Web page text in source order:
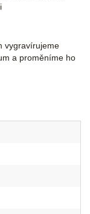
vygravírujeme
a proměníme ho